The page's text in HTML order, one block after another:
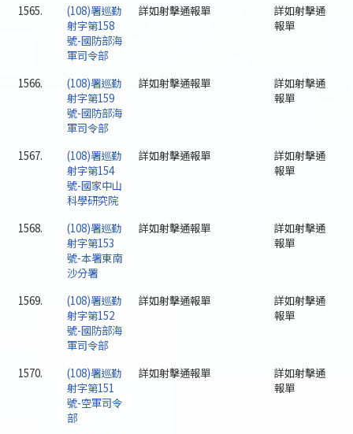
1565.
(108)署巡勤
射字第158
號-國防部海
軍司令部
詳如射擊通報單
詳如射擊通
報單
1566.
(108)署巡勤
射字第159
號-國防部海
軍司令部
詳如射擊通報單
詳如射擊通
報單
1567.
(108)署巡勤
射字第154
號-國家中山
科學研究院
詳如射擊通報單
詳如射擊通
報單
1568.
(108)署巡勤
射字第153
號-本署東南
沙分署
詳如射擊通報單
詳如射擊通
報單
1569.
(108)署巡勤
射字第152
號-國防部海
軍司令部
詳如射擊通報單
詳如射擊通
報單
1570.
(108)署巡勤
射字第151
號-空軍司令
部
詳如射擊通報單
詳如射擊通
報單